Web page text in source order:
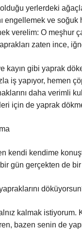
yerlerdeki
engellemek ve
verelim: O meşhur
zaten ince,
kayın gibi yaprak
iş yapıyor, hemen
daha verimli
için de yaprak
kendi kendime
gün gerçekten de
kalmak istiyorum.
bazen senin de